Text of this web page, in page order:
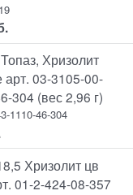
Хризолит
арт. 03-3105-00-
304 (вес 2,96 г)
1110-46-304
Хризолит цв
01-2-424-08-357